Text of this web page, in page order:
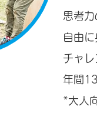
思考
自由
チャ
年間
*大人